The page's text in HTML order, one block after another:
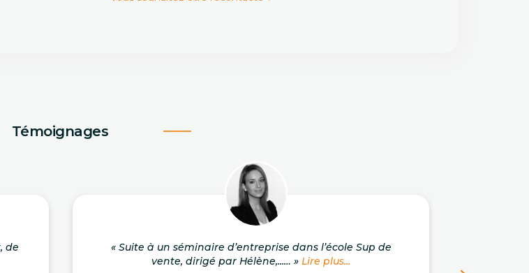
Témoignages
de
« Suite à un séminaire d’entreprise dans l’école Sup de
vente, dirigé par Hélène,...… » Lire plus...